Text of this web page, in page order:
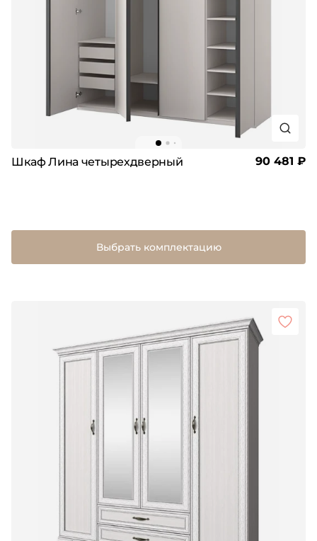
Шкаф Лина четырехдверный 90 481 ₽
Выбрать комплектацию